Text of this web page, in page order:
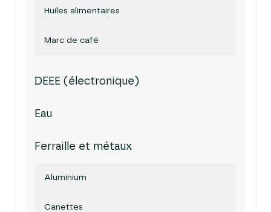
Huiles alimentaires
Marc de café
DEEE (électronique)
Eau
Ferraille et métaux
Aluminium
Canettes